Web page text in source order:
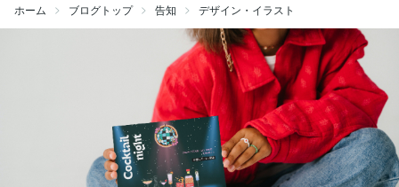
ホーム ブログトップ 告知 デザイン・イラスト